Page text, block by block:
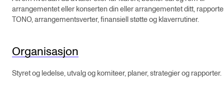
arrangementet eller konserten din eller arrangementet ditt,
TONO, arrangementsverter, finansiell støtte og klaverrutiner.
Organisasjon
Styret og ledelse, utvalg og komiteer, planer, strategier og rapporter.